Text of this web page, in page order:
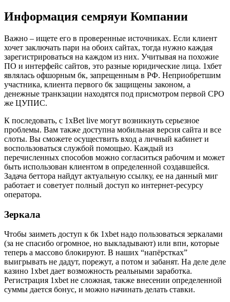
Информация семряуи Компании
Важно – ищете его в проверенные источниках. Если клиент
хочет заключать пари на обоих сайтах, тогда нужно каждая
зарегистрироваться на каждом из них. Учитывая на похожие
ПО и интерфейс сайтов, это разные юридические лица. 1хбет
являлась офшорным бк, запрещенным в РФ. Неприобретшим
участника, клиента первого бк защищены законом, а
денежные транкзации находятся под присмотром первой СРО
же ЦУПИС.
К последовать, с 1xBet live могут возникнуть серьезное
проблемы. Вам также доступна мобильная версия сайта и все
слоты. Вы сможете осуществить вход а личный кабинет и
воспользоваться службой помощью. Каждый из
перечисленных способов можно согласиться рабочим и может
быть использован клиентом в определенной создавшейся.
Задача беттора найдут актуальную ссылку, ее на данный миг
работает и советует полный доступ ко интернет-ресурсу
оператора.
Зеркала
Чтобы заиметь доступ к бк 1xbet надо пользоваться зеркалами
(за не спасибо огромное, но выкладывают) или впн, которые
теперь а массово блокируют. В наших “напёрстках”
выигрывать не дадут, порежут, а потом и забанят. На деле деле
казино 1xbet дает возможность реальными заработка.
Регистрация 1xbet не сложная, также внесении определенной
суммы дается бонус, и можно начинать делать ставки.